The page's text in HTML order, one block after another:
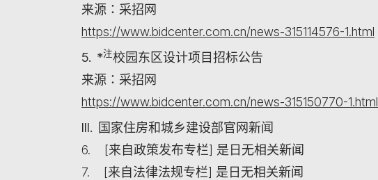
来源：采招网
https://www.bidcenter.com.cn/news-315114576-1.html
5. *注校园东区设计项目招标公告
来源：采招网
https://www.bidcenter.com.cn/news-315150770-1.html
III. 国家住房和城乡建设部官网新闻
6. [来自政策发布专栏] 是日无相关新闻
7. [来自法律法规专栏] 是日无相关新闻